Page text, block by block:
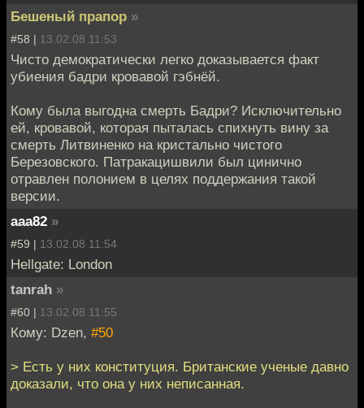
Бешеный прапор »
#58 | 13.02.08 11:53
Чисто демократически легко доказывается факт
убиения бадри кровавой гэбнёй.
Кому была выгодна смерть Бадри? Исключительно
ей, кровавой, которая пыталась спихнуть вину за
смерть Литвиненко на кристально чистого
Березовского. Патракацишвили был цинично
отравлен полонием в целях поддержания такой
версии.
aaa82 »
#59 | 13.02.08 11:54
Hellgate: London
tanrah »
#60 | 13.02.08 11:55
Кому: Dzen, #50
> Есть у них конституция. Британские ученые давно
доказали, что она у них неписанная.